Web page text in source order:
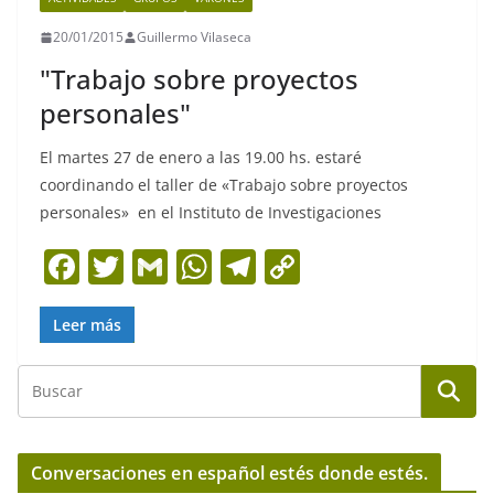
20/01/2015 Guillermo Vilaseca
"Trabajo sobre proyectos
personales"
El martes 27 de enero a las 19.00 hs. estaré
coordinando el taller de «Trabajo sobre proyectos
personales» en el Instituto de Investigaciones
F
a
c
e
b
o
o
T
w
itt
er
G
l
W
s
A
p
p
T
gr
a
m
y
Li
n
k
Leer más
Conversaciones en español estés donde estés.